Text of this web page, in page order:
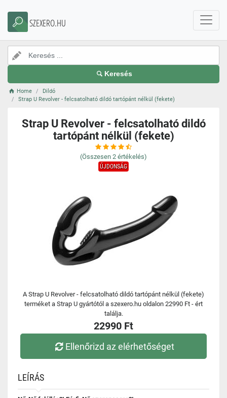
SZEXERO.HU
Keresés
Home
Dildó
Strap U Revolver - felcsatolható dildó tartópánt nélkül (fekete)
Strap U Revolver - felcsatolható dildó
tartópánt nélkül (fekete)
(Összesen 2 értékelés)
ÚJDONSÁG
A Strap U Revolver - felcsatolható dildó tartópánt nélkül (fekete)
terméket a Strap U gyártótól a szexero.hu oldalon 22990 Ft - ért
találja.
22990 Ft
Ellenőrizd az elérhetőséget
LEÍRÁS